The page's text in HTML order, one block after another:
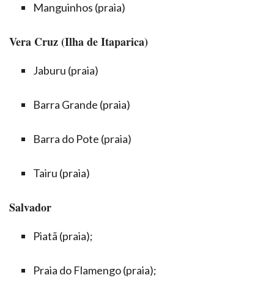
Manguinhos (praia)
Vera Cruz (Ilha de Itaparica)
Jaburu (praia)
Barra Grande (praia)
Barra do Pote (praia)
Tairu (praia)
Salvador
Piatã (praia);
Praia do Flamengo (praia);